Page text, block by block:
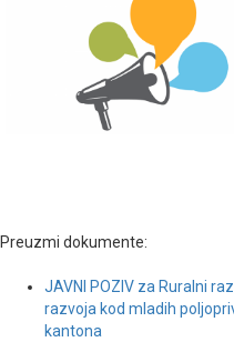
Preuzmi dokumente:
JAVNI POZIV za Ruralni
razvoja kod mladih
kantona